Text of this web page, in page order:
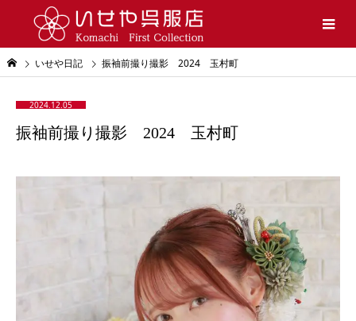
いせや日記 振袖前撮り撮影 2024 玉村町
2024.12.05
振袖前撮り撮影 2024 玉村町